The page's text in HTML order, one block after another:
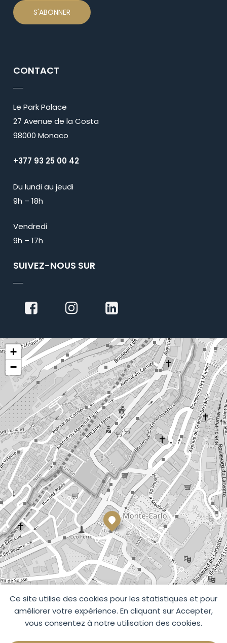
Ce site utilise des cookies pour les statistiques et pour
améliorer votre expérience. En cliquant sur Accepter,
vous consentez à notre utilisation des cookies.
CONTACT
Le Park Palace
27 Avenue de la Costa
98000 Monaco
+377 93 25 00 42
Du lundi au jeudi
9h – 18h
Vendredi
9h – 17h
SUIVEZ-NOUS SUR
+
−